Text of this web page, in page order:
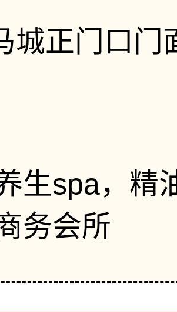
城正门口门
生spa，精
务会所